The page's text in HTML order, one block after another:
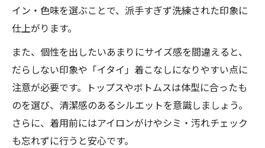
イン・色味を選ぶことで、派手すぎず洗練された印象に
仕上がります。
また、個性を出したいあまりにサイズ感を間違えると、
だらしない印象や「イタイ」着こなしになりやすい点に
注意が必要です。トップスやボトムスは体型に合ったも
のを選び、清潔感のあるシルエットを意識しましょう。
さらに、着用前にはアイロンがけやシミ・汚れチェック
も忘れずに行うと安心です。